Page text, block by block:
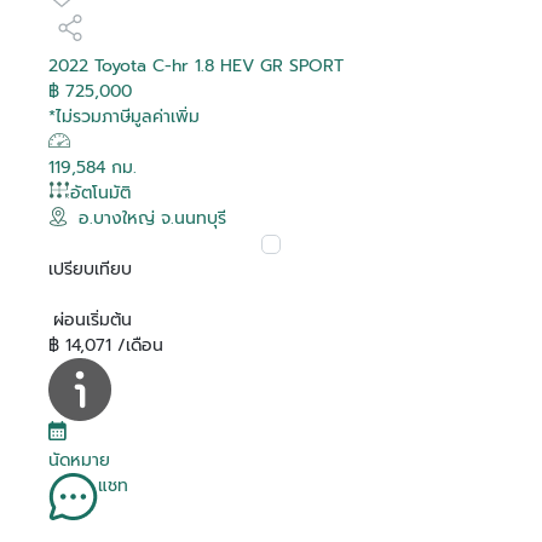
2022 Toyota C-hr 1.8 HEV GR SPORT
฿ 725,000
*ไม่รวมภาษีมูลค่าเพิ่ม
119,584 กม.
อัตโนมัติ
อ.บางใหญ่ จ.นนทบุรี
เปรียบเทียบ
ผ่อนเริ่มต้น
฿ 14,071 /เดือน
นัดหมาย
แชท